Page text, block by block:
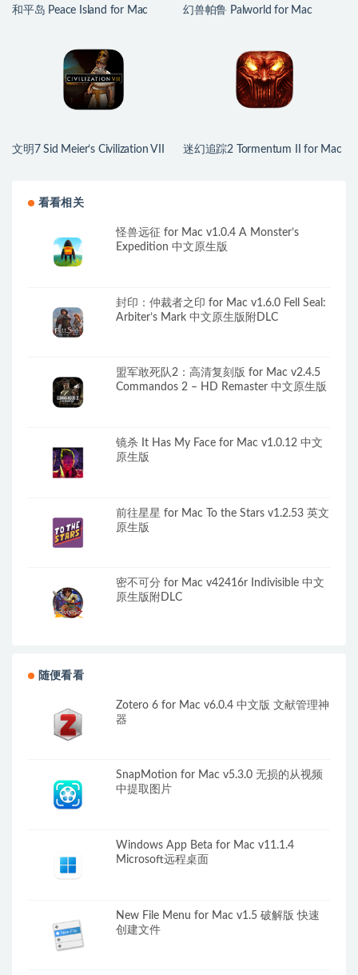
和平岛 Peace Island for Mac
幻兽帕鲁 Palworld for Mac
文明7 Sid Meier’s Civilization VII
迷幻追踪2 Tormentum II for Mac
看看相关
怪兽远征 for Mac v1.0.4 A Monster’s
Expedition 中文原生版
封印：仲裁者之印 for Mac v1.6.0 Fell Seal:
Arbiter’s Mark 中文原生版附DLC
盟军敢死队2：高清复刻版 for Mac v2.4.5
Commandos 2 – HD Remaster 中文原生版
镜杀 It Has My Face for Mac v1.0.12 中文
原生版
前往星星 for Mac To the Stars v1.2.53 英文
原生版
密不可分 for Mac v42416r Indivisible 中文
原生版附DLC
随便看看
Zotero 6 for Mac v6.0.4 中文版 文献管理神
器
SnapMotion for Mac v5.3.0 无损的从视频
中提取图片
Windows App Beta for Mac v11.1.4
Microsoft远程桌面
New File Menu for Mac v1.5 破解版 快速
创建文件